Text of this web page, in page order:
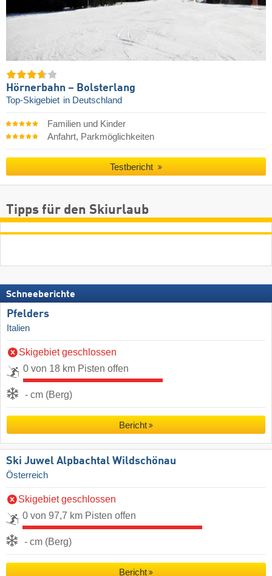
Hörnerbahn – Bolsterlang
Top-Skigebiet in Deutschland
Familien und Kinder
Anfahrt, Parkmöglichkeiten
Testbericht
Tipps für den Skiurlaub
Schneeberichte
Pfelders
Italien
Skigebiet geschlossen
0 von 18 km Pisten offen
- cm (Berg)
Bericht
Ski Juwel Alpbachtal Wildschönau
Österreich
Skigebiet geschlossen
0 von 97,7 km Pisten offen
- cm (Berg)
Bericht